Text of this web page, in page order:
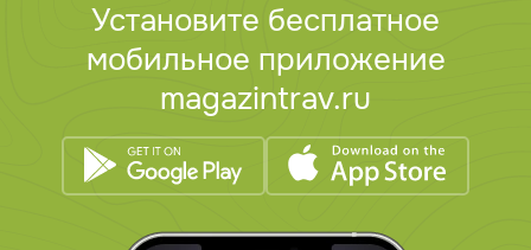
Установите бесплатное
мобильное приложение
magazintrav.ru